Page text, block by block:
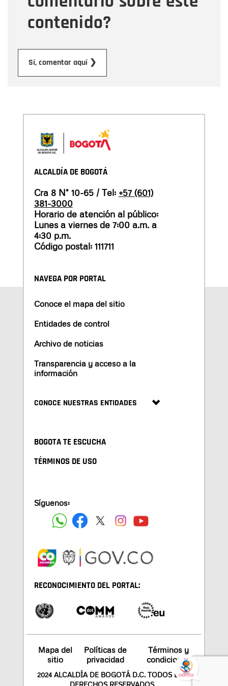
contenido?
Sí, comentar aquí ❯
ALCALDÍA DE BOGOTÁ
Cra 8 N° 10-65 / Tel: +57 (601)
381-3000
Horario de atención al público:
Lunes a viernes de 7:00 a.m. a
4:30 p.m.
Código postal: 111711
NAVEGA POR PORTAL
Conoce el mapa del sitio
Entidades de control
Archivo de noticias
Transparencia y acceso a la
información
CONOCE NUESTRAS ENTIDADES
BOGOTA TE ESCUCHA
TÉRMINOS DE USO
Síguenos:
RECONOCIMIENTO DEL PORTAL:
Mapa del
sitio
Políticas de
privacidad
Términos y
condiciones
2024 ALCALDÍA DE BOGOTÁ D.C. TODOS LOS
DERECHOS RESERVADOS